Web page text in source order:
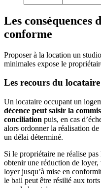
Les conséquences
conforme
Proposer à la location un
minimales expose le
Les recours du locataire
Un locataire occupant un
décence peut saisir la
conciliation puis, en cas
alors ordonner la réalisation
un délai déterminé.
Si le propriétaire ne réalise
obtenir une réduction de
loyer jusqu’à mise en
le bail peut être résilié aux